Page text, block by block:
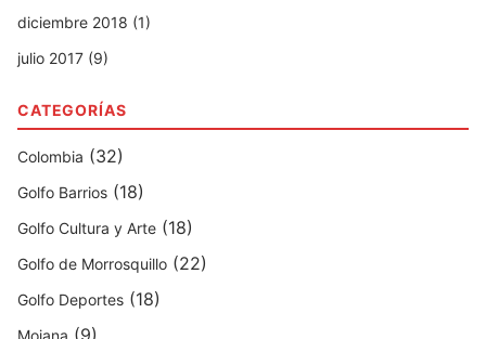
diciembre 2018 (1)
julio 2017 (9)
CATEGORÍAS
Colombia (32)
Golfo Barrios (18)
Golfo Cultura y Arte (18)
Golfo de Morrosquillo (22)
Golfo Deportes (18)
Mojana